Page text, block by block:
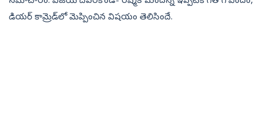
డియర్‌ కామ్రెడ్‌లో మెప్పించిన విషయం తెలిసిందే.